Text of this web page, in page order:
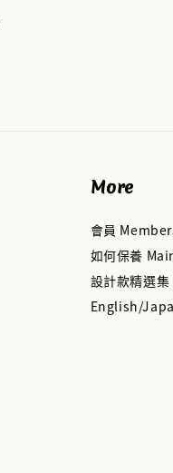
More
會員
如何保養
設計款精選
English/